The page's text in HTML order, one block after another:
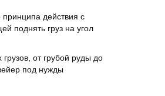
действия с
поднять груз на угол
от грубой руды до
под нужды